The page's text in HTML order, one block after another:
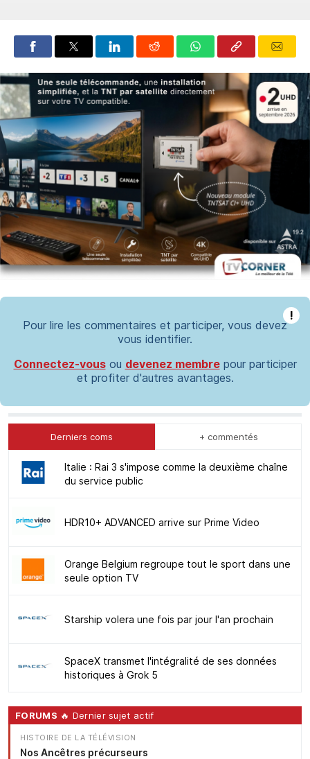
!
Pour lire les commentaires et participer, vous devez
vous identifier.
Connectez-vousou devenez membrepour participer
et profiter d'autres avantages.
Derniers coms + commentés
Italie : Rai 3 s'impose comme la deuxième chaîne
du service public
HDR10+ ADVANCED arrive sur Prime Video
Orange Belgium regroupe tout le sport dans une
seule option TV
Starship volera une fois par jour l'an prochain
SpaceX transmet l'intégralité de ses données
historiques à Grok 5
FORUMS 🔥 Dernier sujet actif
HISTOIRE DE LA TÉLÉVISION
Nos Ancêtres précurseurs